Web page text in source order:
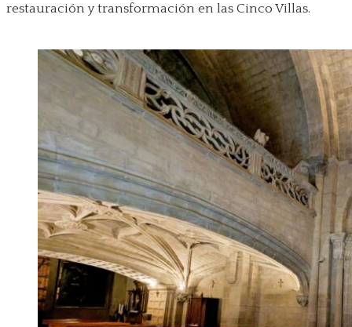
restauración y transformación en las Cinco Villas.